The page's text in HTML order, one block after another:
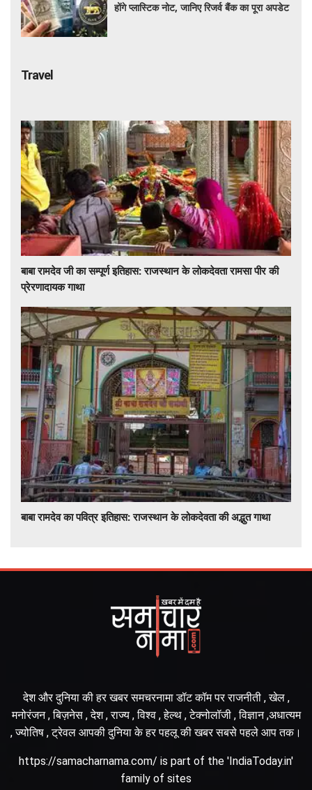
होंगे प्लास्टिक नोट, जानिए रिजर्व बैंक का पूरा अपडेट
Travel
बाबा रामदेव जी का सम्पूर्ण इतिहास: राजस्थान के लोकदेवता रामसा पीर की
प्रेरणादायक गाथा
बाबा रामदेव का पवित्र इतिहास: राजस्थान के लोकदेवता की अद्भुत गाथा
देश और दुनिया की हर खबर समचरनामा डॉट कॉम पर राजनीती , खेल ,
मनोरंजन , बिज़नेस , देश , राज्य , विश्व , हेल्थ , टेक्नोलॉजी , विज्ञान ,अधात्यम
, ज्योतिष , ट्रेवल आपकी दुनिया के हर पहलू की खबर सबसे पहले आप तक।
https://samacharnama.com/ is part of the 'IndiaToday.in'
family of sites